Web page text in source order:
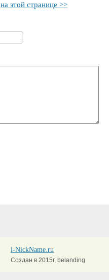
на этой странице >>
i-NickName.ru
Создан в 2015г, belanding